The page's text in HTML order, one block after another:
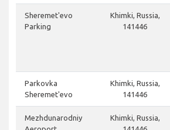
Sheremet'evo
Parking
Khimki, Russia,
141446
Parkovka
Sheremet'evo
Khimki, Russia,
141446
Mezhdunarodniy
Khimki, Russia,